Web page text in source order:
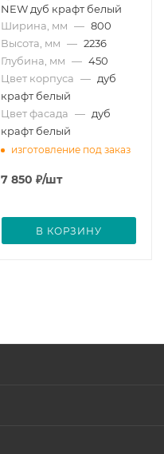
NEW дуб крафт белый
Ширина, мм — 800
Высота, мм — 2236
Глубина, мм — 450
Цвет корпуса — дуб
крафт белый
Цвет фасада — дуб
крафт белый
изготовление под заказ
7 850 ₽/шт
В КОРЗИНУ